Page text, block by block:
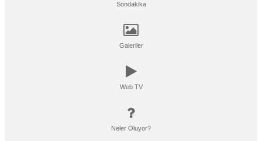
Sondakika
Galeriler
Web TV
Neler Oluyor?